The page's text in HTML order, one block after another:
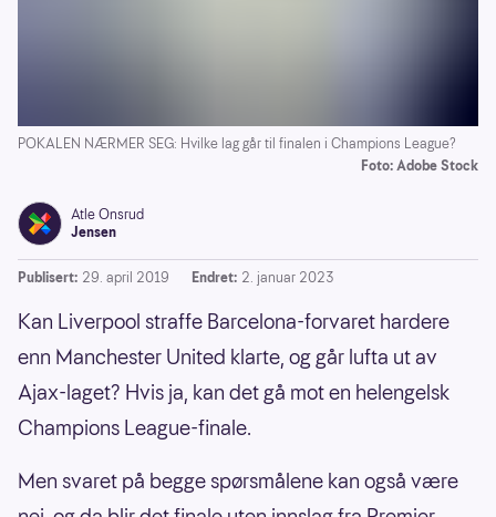
POKALEN NÆRMER SEG: Hvilke lag går til finalen i Champions League?
Foto: Adobe Stock
Atle Onsrud
Jensen
Publisert: 29. april 2019 Endret: 2. januar 2023
Kan Liverpool straffe Barcelona-forvaret hardere
enn Manchester United klarte, og går lufta ut av
Ajax-laget? Hvis ja, kan det gå mot en helengelsk
Champions League-finale.
Men svaret på begge spørsmålene kan også være